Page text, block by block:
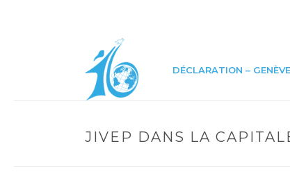
DÉCLARATION – GENÈVE
JIVEP DANS LA